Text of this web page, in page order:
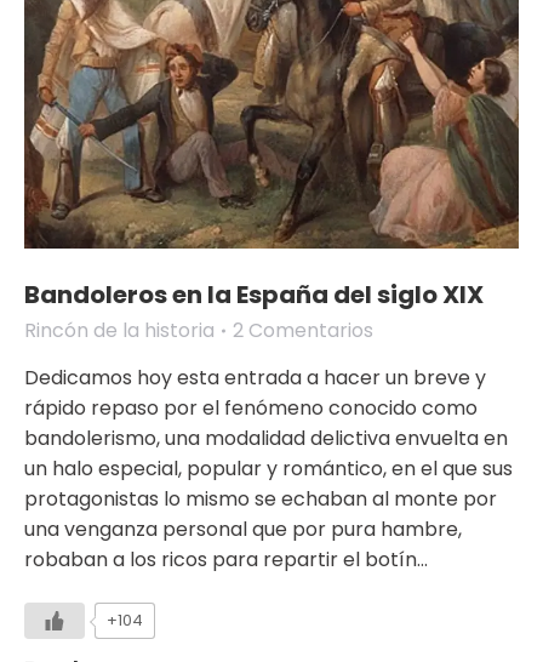
Bandoleros en la España del siglo XIX
Rincón de la historia
2 Comentarios
Dedicamos hoy esta entrada a hacer un breve y
rápido repaso por el fenómeno conocido como
bandolerismo, una modalidad delictiva envuelta en
un halo especial, popular y romántico, en el que sus
protagonistas lo mismo se echaban al monte por
una venganza personal que por pura hambre,
robaban a los ricos para repartir el botín…
+104